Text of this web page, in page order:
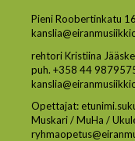
Pieni Roobertinkatu
rehtori Kristiina
puh. +358 44
Opettajat:
Muskari / MuHa /